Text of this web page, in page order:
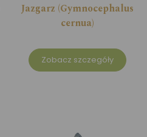
Jazgarz (Gymnocephalus
cernua)
Zobacz szczegóły